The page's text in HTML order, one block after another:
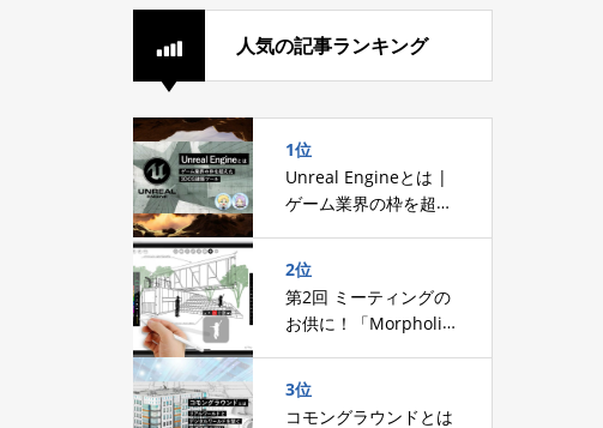
人気の記事ランキング
1位
Unreal Engineとは |
ゲーム業界の枠を超え
2位
第2回 ミーティングの
お供に！「Morpholio
だわり～
3位
コモングラウンドとは